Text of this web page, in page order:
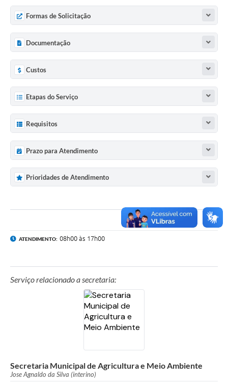
Formas de Solicitação
Documentação
Custos
Etapas do Serviço
Requisitos
Prazo para Atendimento
Prioridades de Atendimento
ATENDIMENTO: 08h00 às 17h00
Serviço relacionado a secretaria:
Secretaria Municipal de Agricultura e Meio Ambiente
Jose Agnaldo da Silva (interino)